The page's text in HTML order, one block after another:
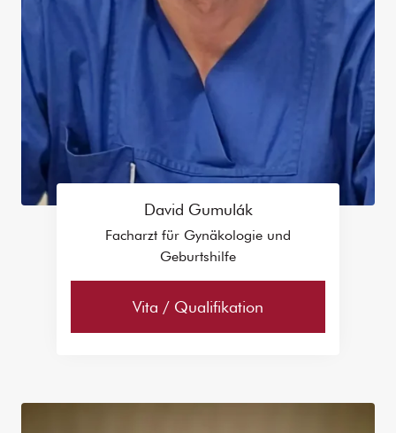
David Gumulák
Facharzt für Gynäkologie und
Geburtshilfe
Vita / Qualifikation